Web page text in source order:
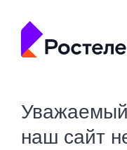
Уважаемый
наш сайт